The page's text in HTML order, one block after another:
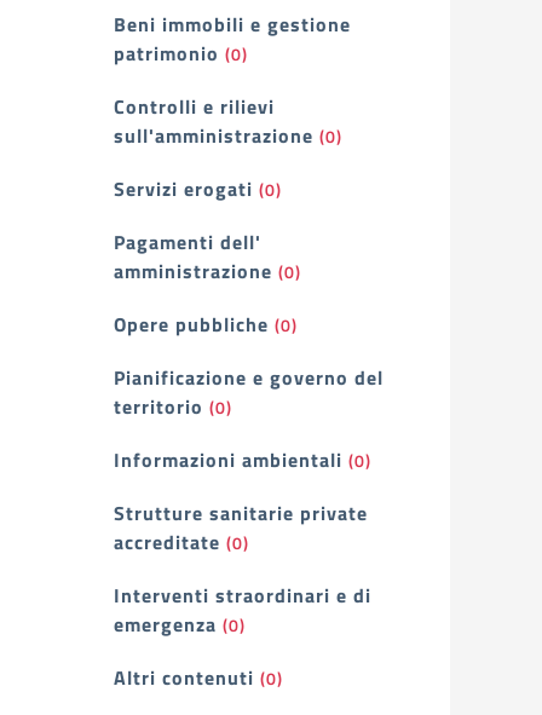
Beni immobili e gestione
patrimonio (0)
Controlli e rilievi
sull'amministrazione (0)
Servizi erogati (0)
Pagamenti dell'
amministrazione (0)
Opere pubbliche (0)
Pianificazione e governo del
territorio (0)
Informazioni ambientali (0)
Strutture sanitarie private
accreditate (0)
Interventi straordinari e di
emergenza (0)
Altri contenuti (0)